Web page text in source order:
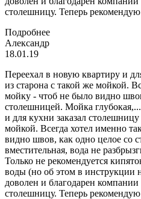
столешницу. Теперь
Подробнее
Александр
18.01.19
Переехал в новую квартиру и
из старона с такой же мойкой.
мойку - чтоб не было видно
столешницей. Мойка глубокая,...
и для кухни заказал
мойкой. Всегда хотел именно
видно швов, как одно целое со
вместительная, вода не
Только не рекомендуется
воды (но об этом в инструкции
доволен и благодарен
столешницу. Теперь